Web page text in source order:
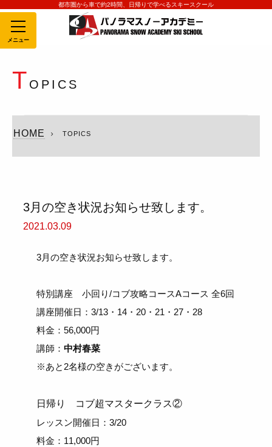
都市圏から車で約2時間、日帰りで学べるスキースクール
MENU
T OPICS
HOME TOPICS
3月の空き状況お知らせ致します。
2021.03.09
3月の空き状況お知らせ致します。
特別講座 小回り/コブ攻略コースAコース 全6回
講座開催日：3/13・14・20・21・27・28
料金：56,000円
講師：中村春菜
※あと2名様の空きがございます。
日帰り コブ超マスタークラス②
レッスン開催日：3/20
料金：11,000円